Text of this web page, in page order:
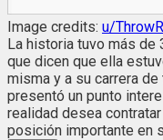
Image credits: u/
La historia tuvo más de
que dicen que ella
misma y a su carrera
presentó un punto
realidad desea
posición importante en